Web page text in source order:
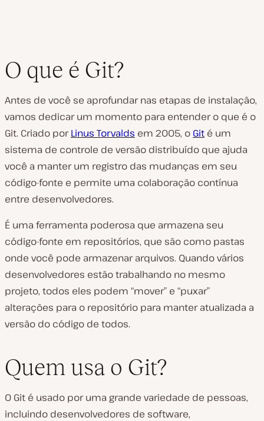
O que é Git?
Antes de você se aprofundar nas etapas de instalação,
vamos dedicar um momento para entender o que é o
Git. Criado porLinus Torvalds em 2005, o Git é um
sistema de controle de versão distribuído que ajuda
você a manter um registro das mudanças em seu
código-fonte e permite uma colaboração contínua
entre desenvolvedores.
É uma ferramenta poderosa que armazena seu
código-fonte em repositórios, que são como pastas
onde você pode armazenar arquivos. Quando vários
desenvolvedores estão trabalhando no mesmo
projeto, todos eles podem “mover” e “puxar”
alterações para o repositório para manter atualizada a
versão do código de todos.
Quem usa o Git?
O Git é usado por uma grande variedade de pessoas,
incluindo desenvolvedores de software,